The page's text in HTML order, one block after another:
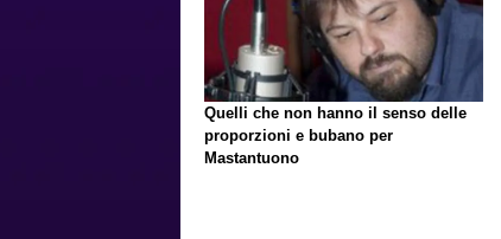
Quelli che non hanno il senso delle
proporzioni e bubano per
Mastantuono